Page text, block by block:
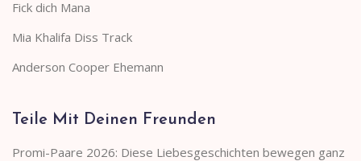
Fick dich Mana
Mia Khalifa Diss Track
Anderson Cooper Ehemann
Teile Mit Deinen Freunden
Promi-Paare 2026: Diese Liebesgeschichten bewegen ganz